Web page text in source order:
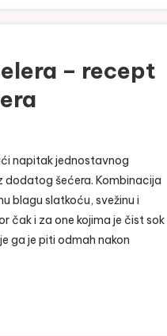
– recept
napitak jednostavnog
dodatog šećera. Kombinacija
blagu slatkoću, svežinu i
čak i za one kojima je čist sok
ga je piti odmah nakon